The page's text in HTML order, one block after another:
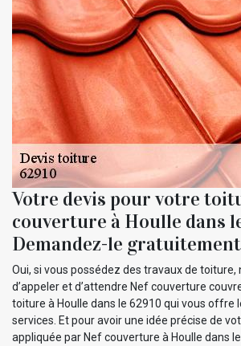
Votre devis pour votre
couverture à Houlle dans
Demandez-le
Oui, si vous possédez des travaux de toiture,
d’appeler et d’attendre Nef couverture
toiture à Houlle dans le 62910 qui vous offre
services. Et pour avoir une idée précise de
appliquée par Nef couverture à Houlle dans